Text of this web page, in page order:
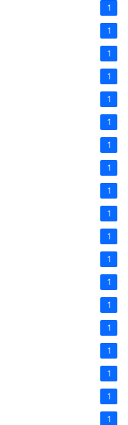
1
1
1
1
1
1
1
1
1
1
1
1
1
1
1
1
1
1
1